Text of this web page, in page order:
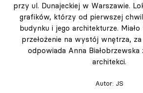
przy ul. Dunajeckiej w Warszawie.
grafików, którzy od pierwszej
budynku i jego architekturze.
przełożenie na wystój wnętrza,
odpowiada Anna
architekci.
Autor: JS